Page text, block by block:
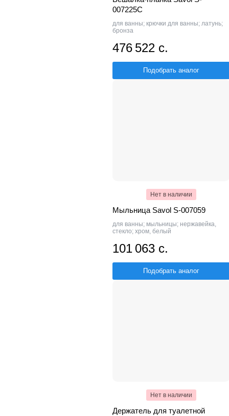
007225C
для ванны; крючки для ванны; латунь;
бронза
476 522 с.
Подобрать аналог
Нет в наличии
Мыльница Savol S-007059
для ванны; мыльницы; нержавейка,
стекло; хром, белый
101 063 с.
Подобрать аналог
Нет в наличии
Держатель для туалетной